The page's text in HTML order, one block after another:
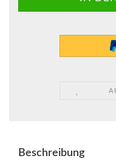
Beschreibung